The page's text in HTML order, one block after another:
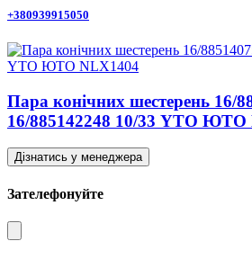
+380939915050
Пара конічних шестерень 16/
16/885142248 10/33 YTO ЮТО
Дізнатись у менеджера
Зателефонуйте